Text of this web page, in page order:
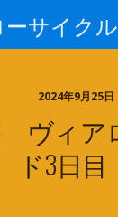
2024年9月25日
ヴィ
ド3日目